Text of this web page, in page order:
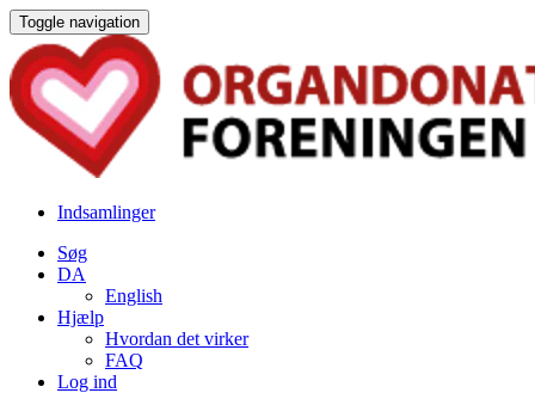
Toggle navigation
Indsamlinger
Søg
DA
English
Hjælp
Hvordan det virker
FAQ
Log ind